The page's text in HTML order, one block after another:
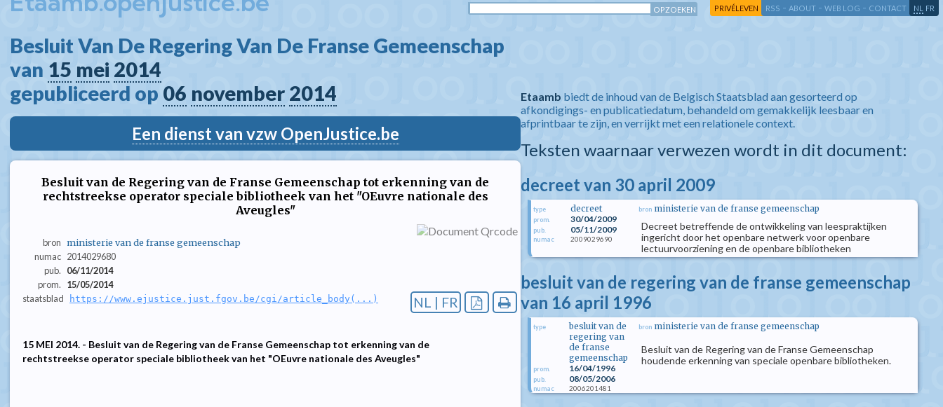
PRIVÉLEVEN RSS - ABOUT - WEB LOG - CONTACT NL FR
Besluit Van De Regering Van De Franse Gemeenschap
van 15 mei 2014
gepubliceerd op 06 november 2014
Een dienst van vzw OpenJustice.be
Besluit van de Regering van de Franse Gemeenschap tot erkenning van de
rechtstreekse operator speciale bibliotheek van het "OEuvre nationale des
Aveugles"
bron ministerie van de franse gemeenschap
numac 2014029680
pub.
06/11/2014
prom.
15/05/2014
staatsblad
https://www.ejustice.just.fgov.be/cgi/article_body(...) NL | FR
15 MEI 2014. - Besluit van de Regering van de Franse Gemeenschap tot erkenning van de
rechtstreekse operator speciale bibliotheek van het "OEuvre nationale des Aveugles"
Etaamb biedt de inhoud van de Belgisch Staatsblad aan gesorteerd op
afkondigings- en publicatiedatum, behandeld om gemakkelijk leesbaar en
afprintbaar te zijn, en verrijkt met een relationele context.
Teksten waarnaar verwezen wordt in dit document:
decreet van 30 april 2009
type decreet
prom. 30/04/2009
pub. 05/11/2009
numac 2009029690
bron ministerie van de franse gemeenschap
Decreet betreffende de ontwikkeling van leespraktijken
ingericht door het openbare netwerk voor openbare
lectuurvoorziening en de openbare bibliotheken
besluit van de regering van de franse gemeenschap
van 16 april 1996
type
besluit van de
regering van
de franse
gemeenschap
prom. 16/04/1996
pub. 08/05/2006
numac 2006201481
bron ministerie van de franse gemeenschap
Besluit van de Regering van de Franse Gemeenschap
houdende erkenning van speciale openbare bibliotheken.